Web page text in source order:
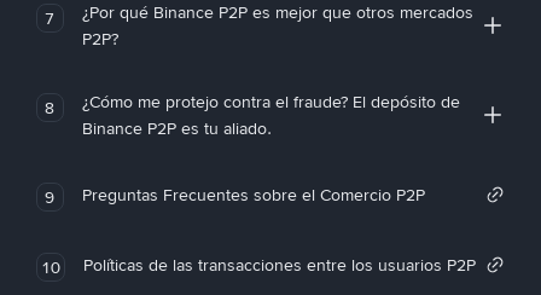
7
¿Por qué Binance P2P es mejor que otros mercados
P2P?
8
¿Cómo me protejo contra el fraude? El depósito de
Binance P2P es tu aliado.
9 Preguntas Frecuentes sobre el Comercio P2P
10 Políticas de las transacciones entre los usuarios P2P